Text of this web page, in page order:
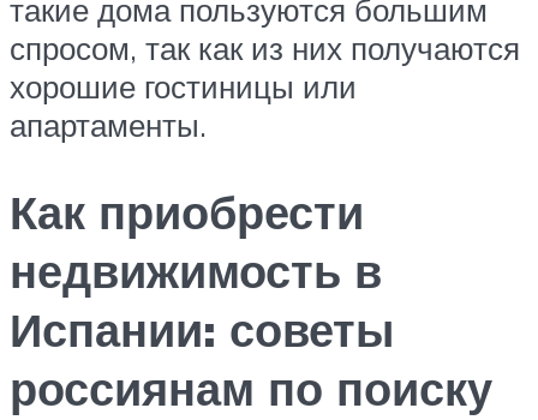
такие дома пользуются большим
спросом, так как из них получаются
хорошие гостиницы или
апартаменты.
Как приобрести
недвижимость в
Испании: советы
россиянам по поиску